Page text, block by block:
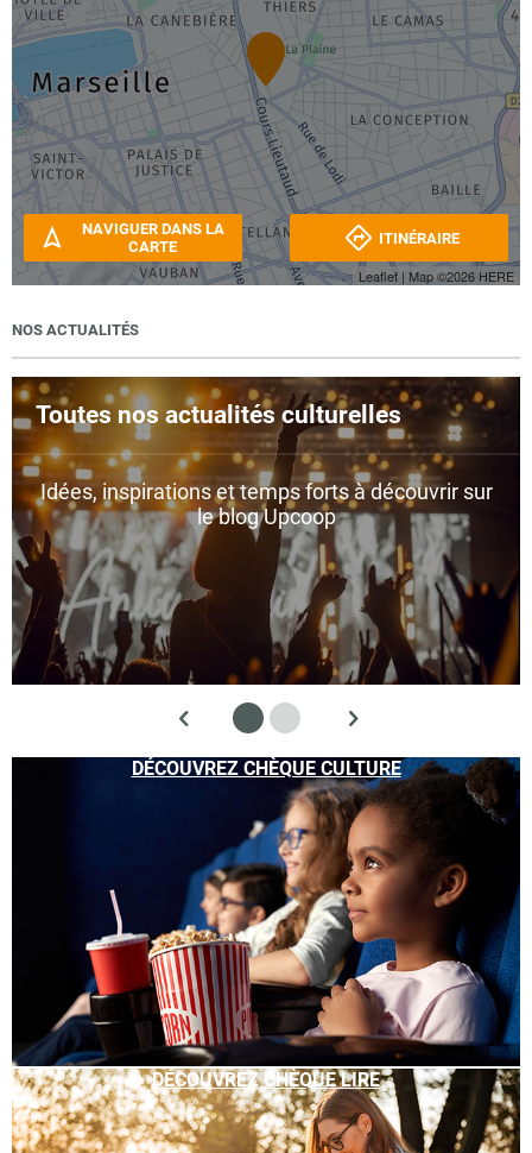
Leaflet | Map ©2026 HERE
NAVIGUER DANS LA
CARTE
ITINÉRAIRE
NOS ACTUALITÉS
Toutes nos actualités culturelles
Idées, inspirations et temps forts à découvrir sur
le blog Upcoop
DÉCOUVREZ CHÈQUE CULTURE
DÉCOUVREZ CHÈQUE LIRE